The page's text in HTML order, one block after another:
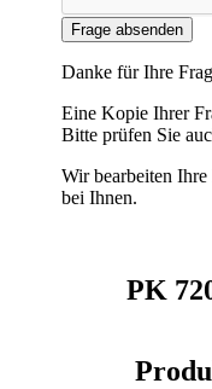
Frage absenden
Danke für Ihre
Eine Kopie Ihrer
Bitte prüfen Sie
Wir bearbeiten
bei Ihnen.
PK